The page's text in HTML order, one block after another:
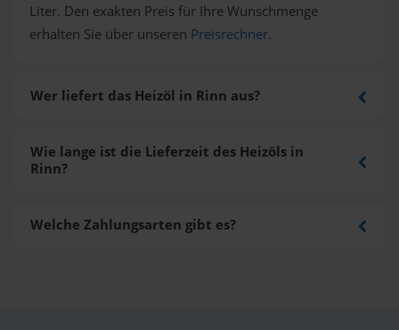
Liter. Den exakten Preis für Ihre Wunschmenge
erhalten Sie über unseren Preisrechner.
Wer liefert das Heizöl in Rinn aus?
Wie lange ist die Lieferzeit des Heizöls in
Rinn?
Welche Zahlungsarten gibt es?